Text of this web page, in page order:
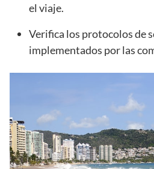
el viaje.
Verifica los protocolos de
implementados por las